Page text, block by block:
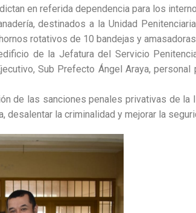
en referida dependencia para los
destinados a la Unidad
rotativos de 10 bandejas y
de la Jefatura del Servicio
Sub Prefecto Ángel Araya, personal
de las sanciones penales privativas de la
la criminalidad y mejorar la